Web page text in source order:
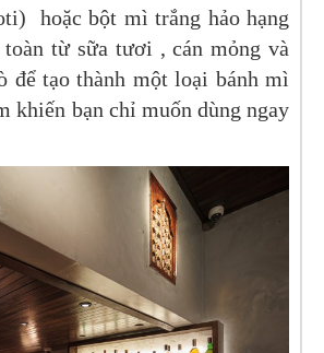
hoặc bột mì trắng hảo hạng
từ sữa tươi , cán mỏng và
để tạo thành một loại bánh mì
khiến bạn chỉ muốn dùng ngay